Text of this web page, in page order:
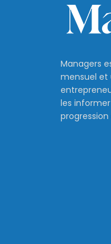
Managers
mensuel et
les